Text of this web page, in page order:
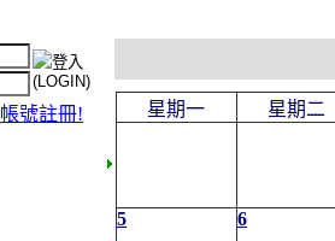
帳號註冊!
星期一 星期二
5 6